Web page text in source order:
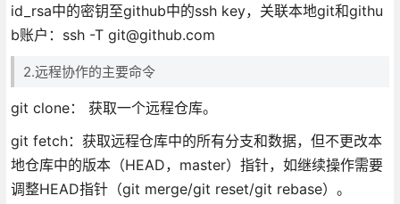
id_rsa中的密钥至github中的ssh key，关联本地git和githu
b账户：ssh -T git@github.com
2.远程协作的主要命令
git clone： 获取一个远程仓库。
git fetch：获取远程仓库中的所有分支和数据，但不更改本
地仓库中的版本（HEAD，master）指针，如继续操作需要
调整HEAD指针（git merge/git reset/git rebase）。